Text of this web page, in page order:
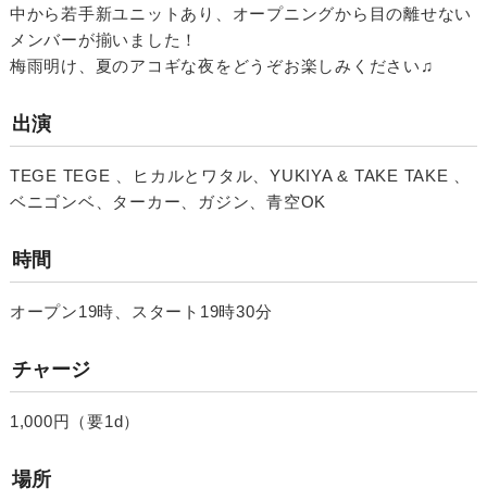
中から若手新ユニットあり、オープニングから目の離せない
メンバーが揃いました！
梅雨明け、夏のアコギな夜をどうぞお楽しみください♫
出演
TEGE TEGE 、ヒカルとワタル、YUKIYA & TAKE TAKE 、
ベニゴンベ、ターカー、ガジン、青空OK
時間
オープン19時、スタート19時30分
チャージ
1,000円（要1d）
場所